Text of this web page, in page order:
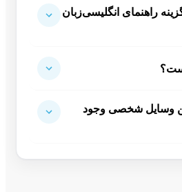
راهنمای انگلیسی‌زبان
وسایل شخصی وجود